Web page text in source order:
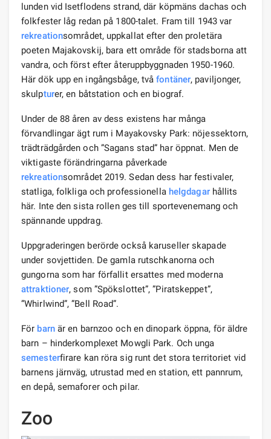
lunden vid Isetflodens strand, där köpmäns dachas och
folkfester låg redan på 1800-talet. Fram till 1943 var
rekreationsområdet, uppkallat efter den proletära
poeten Majakovskij, bara ett område för stadsborna att
vandra, och först efter återuppbyggnaden 1950-1960.
Här dök upp en ingångsbåge, tvåfontäner, paviljonger,
skulpturer, en båtstation och en biograf.
Under de 88 åren av dess existens har många
förvandlingar ägt rum i Mayakovsky Park: nöjessektorn,
trädträdgården och ”Sagans stad” har öppnat. Men de
viktigaste förändringarna påverkade
rekreationsområdet 2019. Sedan dess har festivaler,
statliga, folkliga och professionella helgdagarhållits
här. Inte den sista rollen ges till sportevenemang och
spännande uppdrag.
Uppgraderingen berörde också karuseller skapade
under sovjettiden. De gamla rutschkanorna och
gungorna som har förfallit ersattes med moderna
attraktioner, som ”Spökslottet”, ”Piratskeppet”,
”Whirlwind”, ”Bell Road”.
För barnär en barnzoo och en dinopark öppna, för äldre
barn – hinderkomplexet Mowgli Park. Och unga
semesterfirare kan röra sig runt det stora territoriet vid
barnens järnväg, utrustad med en station, ett pannrum,
en depå, semaforer och pilar.
Zoo